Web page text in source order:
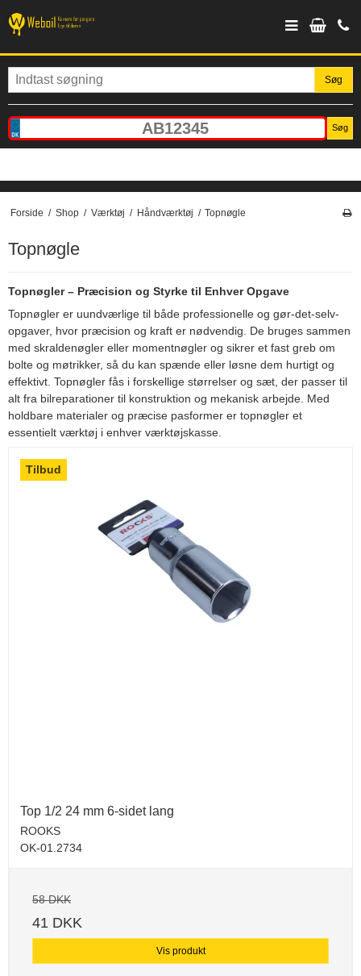
Søg
Søg
Forside / Shop / Værktøj / Håndværktøj / Topnøgle
Topnøgle
Topnøgler – Præcision og Styrke til Enhver Opgave
Topnøgler er uundværlige til både professionelle og gør-det-selv-
opgaver, hvor præcision og kraft er nødvendig. De bruges sammen
med skraldenøgler eller momentnøgler og sikrer et fast greb om
bolte og møtrikker, så du kan spænde eller løsne dem hurtigt og
effektivt. Topnøgler fås i forskellige størrelser og sæt, der passer til
alt fra bilreparationer til konstruktion og mekanisk arbejde. Med
holdbare materialer og præcise pasformer er topnøgler et
essentielt værktøj i enhver værktøjskasse.
Tilbud
Top 1/2 24 mm 6-sidet lang
ROOKS
OK-01.2734
58 DKK
41 DKK
Vis produkt